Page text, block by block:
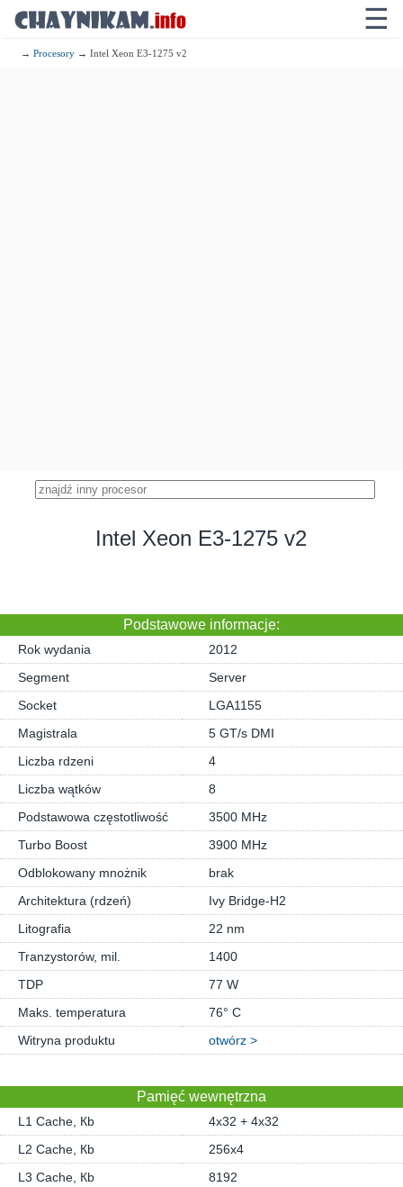
☰
→Procesory → Intel Xeon E3-1275 v2
Intel Xeon E3-1275 v2
Podstawowe informacje:
Rok wydania
2012
Segment
Server
Socket
LGA1155
Magistrala
5 GT/s DMI
Liczba rdzeni
4
Liczba wątków
8
Podstawowa częstotliwość
3500 MHz
Turbo Boost
3900 MHz
Odblokowany mnożnik
brak
Architektura (rdzeń)
Ivy Bridge-H2
Litografia
22 nm
Tranzystorów, mil.
1400
TDP
77 W
Maks. temperatura
76° C
Witryna produktu
otwórz >
Pamięć wewnętrzna
L1 Cache, Кb
4x32 + 4x32
L2 Cache, Кb
256x4
L3 Cache, Кb
8192